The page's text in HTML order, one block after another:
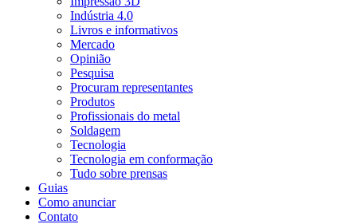
Indústria 4.0
Livros e informativos
Mercado
Opinião
Pesquisa
Procuram representantes
Produtos
Profissionais do metal
Soldagem
Tecnologia
Tecnologia em conformação
Tudo sobre prensas
Guias
Como anunciar
Contato